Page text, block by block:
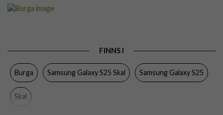
Material Hårdplast (PC), Mjukplast (TPU)
Varumärke
FINNS I
Burga Samsung Galaxy S25 Skal Samsung Galaxy S25
Skal